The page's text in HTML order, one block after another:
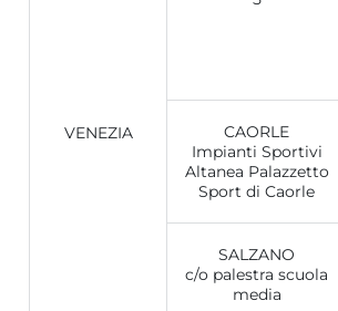
VENEZIA
CAORLE
Impianti Sportivi
Altanea Palazzetto
Sport di Caorle
SALZANO
c/o palestra scuola
media